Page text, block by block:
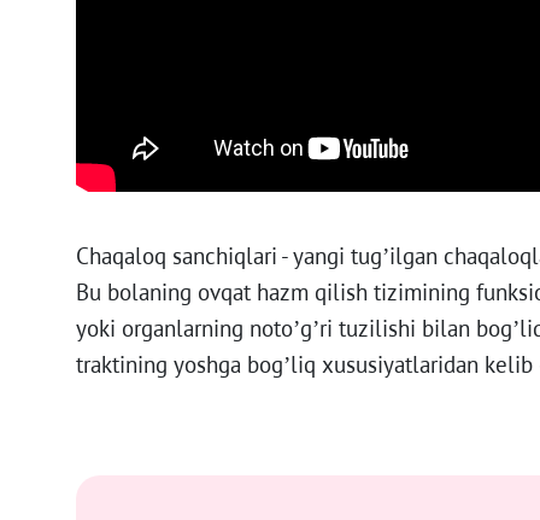
Chaqaloq sanchiqlari - yangi tug’ilgan
Bu bolaning ovqat hazm qilish tizimining
yoki organlarning noto’g’ri tuzilishi bilan
traktining yoshga bog’liq xususiyatlaridan kelib